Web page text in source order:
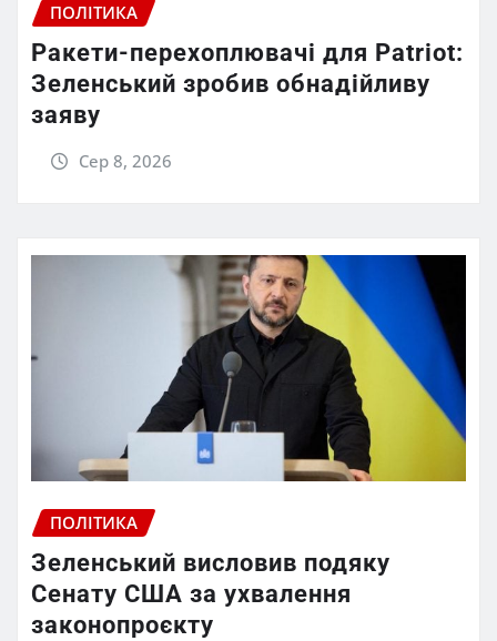
ПОЛІТИКА
Ракети-перехоплювачі для Patriot:
Зеленський зробив обнадійливу
заяву
Сер 8, 2026
ПОЛІТИКА
Зеленський висловив подяку
Сенату США за ухвалення
законопроєкту